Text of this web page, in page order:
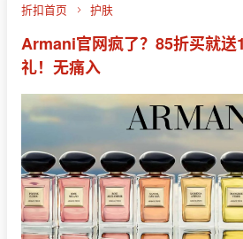
折扣首页 护肤
Armani官网疯了？85折买就送
礼！无痛入